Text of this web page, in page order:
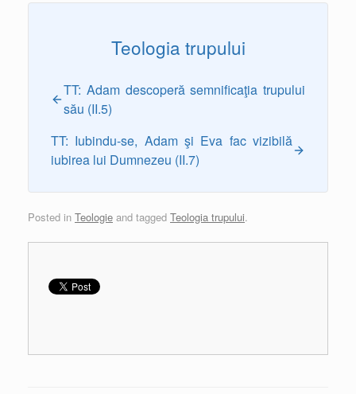
Teologia trupului
TT: Adam descoperă semnificaţia trupului
său (II.5)
TT: Iubindu-se, Adam şi Eva fac vizibilă
iubirea lui Dumnezeu (II.7)
Posted in Teologie and tagged Teologia trupului.